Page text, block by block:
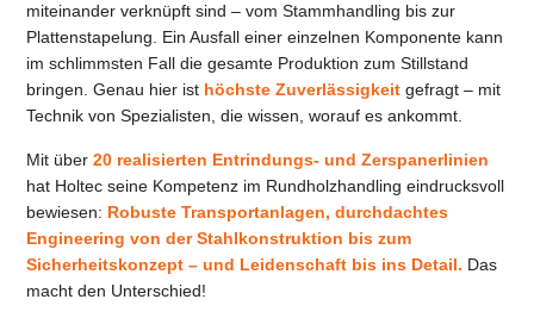
miteinander verknüpft sind – vom Stammhandling bis zur
Plattenstapelung. Ein Ausfall einer einzelnen Komponente kann
im schlimmsten Fall die gesamte Produktion zum Stillstand
bringen. Genau hier ist höchste Zuverlässigkeit gefragt – mit
Technik von Spezialisten, die wissen, worauf es ankommt.
Mit über20 realisierten Entrindungs- und Zerspanerlinien
hat Holtec seine Kompetenz im Rundholzhandling eindrucksvoll
bewiesen: Robuste Transportanlagen, durchdachtes
Engineering von der Stahlkonstruktion bis zum
Sicherheitskonzept – und Leidenschaft bis ins Detail. Das
macht den Unterschied!